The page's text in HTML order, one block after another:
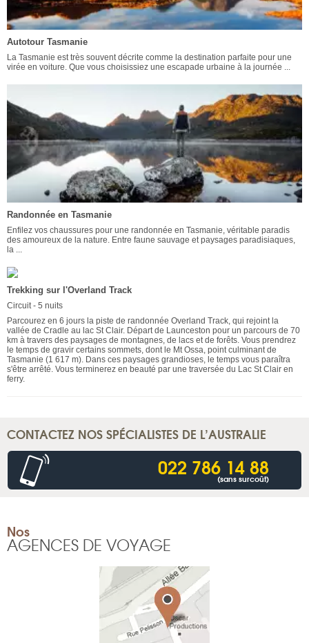
Autotour Tasmanie
La Tasmanie est très souvent décrite comme la destination parfaite pour une
virée en voiture. Que vous choisissiez une escapade urbaine à la journée ...
Randonnée en Tasmanie
Enfilez vos chaussures pour une randonnée en Tasmanie, véritable paradis
des amoureux de la nature. Entre faune sauvage et paysages paradisiaques,
la ...
Trekking sur l'Overland Track
Circuit - 5 nuits
Parcourez en 6 jours la piste de randonnée Overland Track, qui rejoint la
vallée de Cradle au lac St Clair. Départ de Launceston pour un parcours de 70
km à travers des paysages de montagnes, de lacs et de forêts. Vous prendrez
le temps de gravir certains sommets, dont le Mt Ossa, point culminant de
Tasmanie (1 617 m). Dans ces paysages grandioses, le temps vous paraîtra
s'être arrêté. Vous terminerez en beauté par une traversée du Lac St Clair en
ferry.
CONTACTEZ NOS SPÉCIALISTES DE L’AUSTRALIE
022 786 14 88
(sans surcoût)
Nos
AGENCES DE VOYAGE